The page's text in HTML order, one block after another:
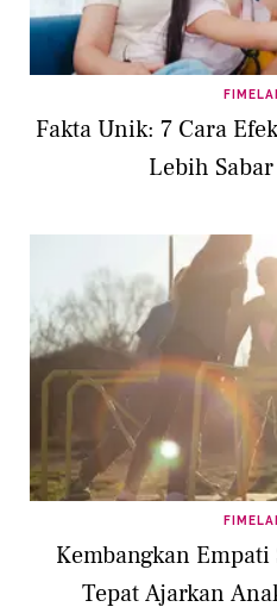
Fakta Unik: 7 Cara
Lebih
Kembangkan
Tepat Ajarkan